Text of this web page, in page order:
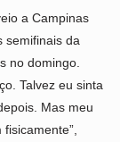
a Campinas
semifinais da
no domingo.
Talvez eu sinta
Mas meu